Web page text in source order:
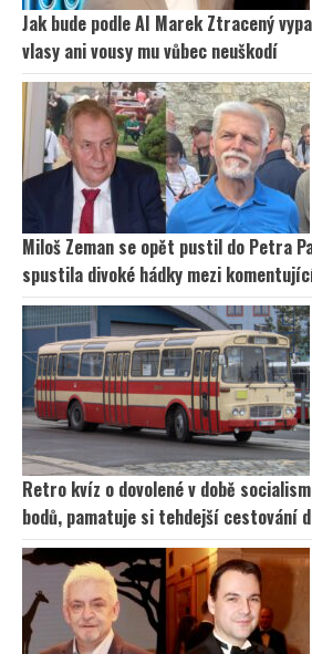
Jak bude podle AI Marek Ztracený
vlasy ani vousy mu vůbec neuškodí
Miloš Zeman se opět pustil do Petra
spustila divoké hádky mezi
Retro kvíz o dovolené v době
bodů, pamatuje si tehdejší cestování